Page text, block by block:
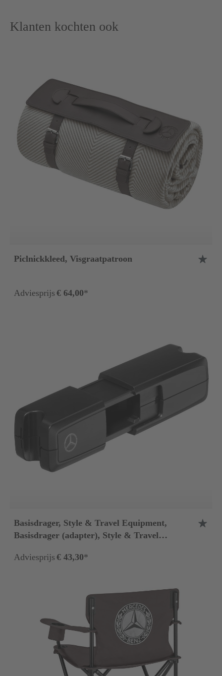
Klanten kochten ook
Piclnickkleed, Visgraatpatroon
Adviesprijs € 64,00*
Basisdrager, Style & Travel Equipment,
Basisdrager (adapter), Style & Travel
Adviesprijs € 43,30*